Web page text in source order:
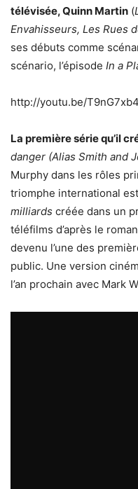
télévisée, Quinn Martin (
Envahisseurs, Les Rues
ses débuts comme
scénario, l’épisode In a
http://youtu.be/
La première série qu’il
danger (Alias Smith and
Murphy dans les rôles
triomphe international est
milliards créée dans un
téléfilms d’après le roman
devenu l’une des
public. Une version
l’an prochain avec Mark